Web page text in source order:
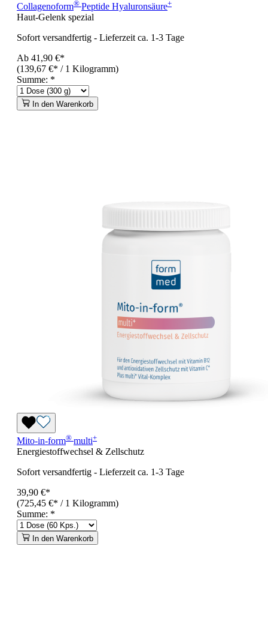
Collagenoform® Peptide Hyaluronsäure+
Haut-Gelenk spezial
Sofort versandfertig - Lieferzeit ca. 1-3 Tage
Ab 41,90 €*
(139,67 €* / 1 Kilogramm)
Summe: *
In den Warenkorb
Mito-in-form® multi+
Energiestoffwechsel & Zellschutz
Sofort versandfertig - Lieferzeit ca. 1-3 Tage
39,90 €*
(725,45 €* / 1 Kilogramm)
Summe: *
In den Warenkorb